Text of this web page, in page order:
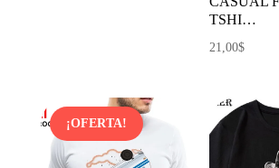
TSHI…
21,00$
¡OFERTA!